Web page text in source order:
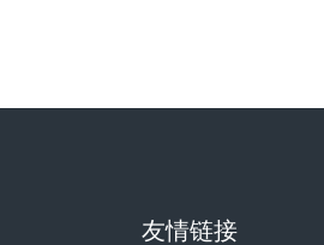
友情链接